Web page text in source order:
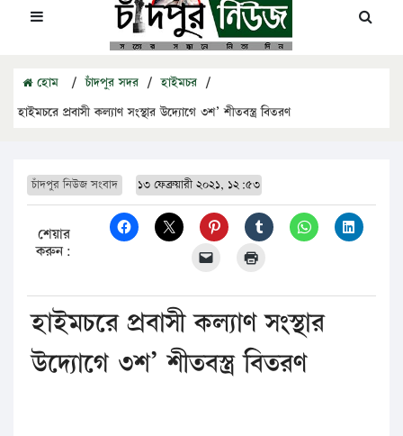
হোম / চাঁদপুর সদর / হাইমচর /
হাইমচরে প্রবাসী কল্যাণ সংস্থার উদ্যােগে ৩শ’ শীতবস্ত্র বিতরণ
চাঁদপুর নিউজ সংবাদ ১৩ ফেব্রুয়ারী ২০২১, ১২:৫৩
শেয়ার
করুন:
হাইমচরে প্রবাসী কল্যাণ সংস্থার
উদ্যােগে ৩শ’ শীতবস্ত্র বিতরণ